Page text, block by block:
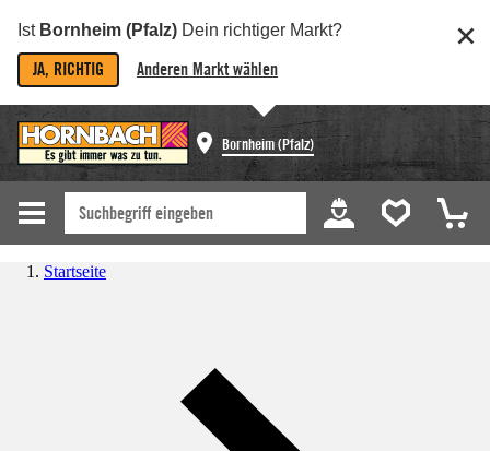
Ist Bornheim (Pfalz) Dein richtiger Markt?
JA, RICHTIG Anderen Markt wählen
Bornheim (Pfalz)
Startseite